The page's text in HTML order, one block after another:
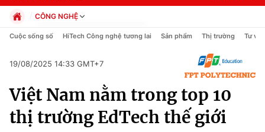
Chính trị
CÔNG NGHỆ
Chính trị
Pháp luật
Thể thao
Truyền hình
Văn hóa - Giải trí
Cuộc sống số HiTech Công nghệ tương lai Sản phẩm Thị trường Tư vấn
19/08/2025 14:33 GMT+7
Việt Nam nằm trong top 10
thị trường EdTech thế giới